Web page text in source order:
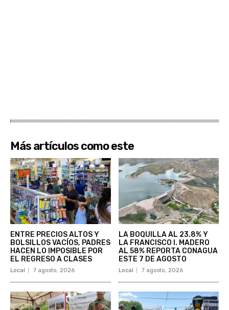
Más artículos como este
ENTRE PRECIOS ALTOS Y
BOLSILLOS VACÍOS, PADRES
HACEN LO IMPOSIBLE POR
EL REGRESO A CLASES
Local 7 agosto, 2026
LA BOQUILLA AL 23.8% Y
LA FRANCISCO I. MADERO
AL 58% REPORTA CONAGUA
ESTE 7 DE AGOSTO
Local 7 agosto, 2026